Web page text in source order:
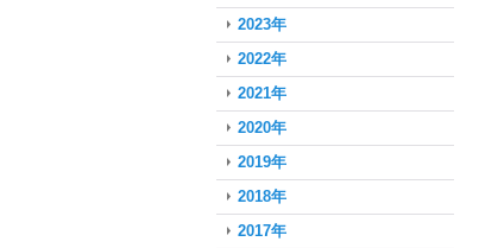
2023年
2022年
2021年
2020年
2019年
2018年
2017年